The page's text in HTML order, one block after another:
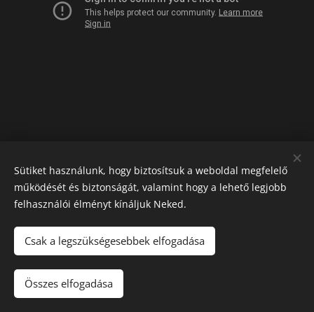
Az oldalt aWebnodeműködteti
Magyar
Sütiket használunk, hogy biztosítsuk a weboldal megfelelő
működését és biztonságát, valamint hogy a lehető legjobb
felhasználói élményt kínáljuk Neked.
Csak a legszükségesebbek elfogadása
Összes elfogadása